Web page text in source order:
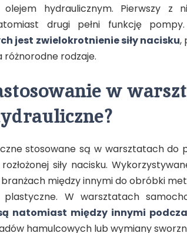
olejem hydraulicznym. Pierwszy z
drugi pełni funkcję pompy.
jest zwielokrotnienie siły nacisku,
różnorodne rodzaje.
w
stosowane są w warsztatach do
siły nacisku.
między innymi do obróbki
W warsztatach
natomiast między innymi
hamulcowych lub wymiany